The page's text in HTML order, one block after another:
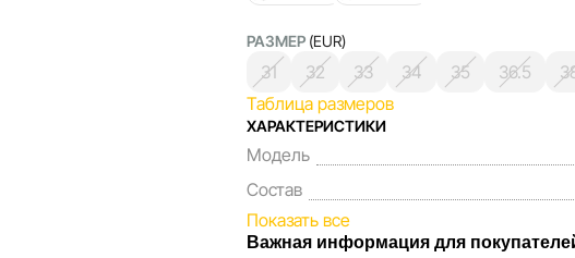
РАЗМЕР (EUR)
31 32 33 34 35 36.5
Таблица размеров
ХАРАКТЕРИСТИКИ
Модель
Состав
Показать все
Важная информация для